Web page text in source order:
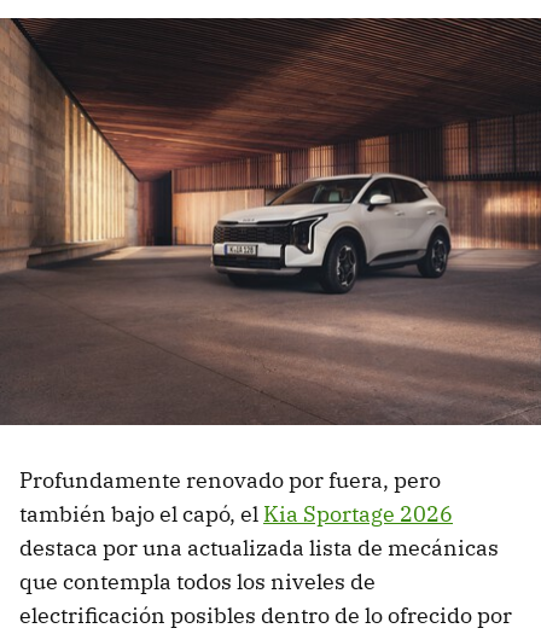
Profundamente renovado por fuera, pero
también bajo el capó, el Kia Sportage 2026
destaca por una actualizada lista de mecánicas
que contempla todos los niveles de
electrificación posibles dentro de lo ofrecido por